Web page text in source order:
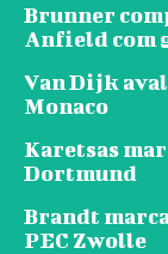
Brunner
Anfield com
Van Dijk
Monaco
Karetsas
Dortmund
Brandt
PEC Zwolle